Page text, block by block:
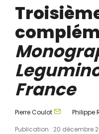
France
Pierre Coulot
Philippe
Publication : 20 décembre